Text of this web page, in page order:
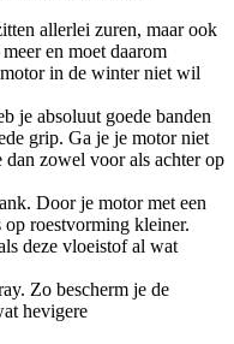
allerlei zuren, maar ook
en moet daarom
in de winter niet wil
je absoluut goede banden
grip. Ga je je motor niet
zowel voor als achter op
Door je motor met een
roestvorming kleiner.
deze vloeistof al wat
Zo bescherm je de
hevigere